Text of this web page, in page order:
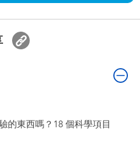
的東西嗎？18 個科學項目